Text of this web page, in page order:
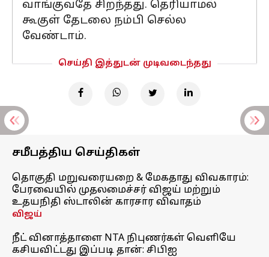
வாங்குவதே சிறந்தது. தெரியாமல்
கூகுள் தேடலை நம்பி செல்ல
வேண்டாம்.
செய்தி இத்துடன் முடிவடைந்தது
சமீபத்திய செய்திகள்
தொகுதி மறுவரையறை & மேகதாது விவகாரம்:
பேரவையில் முதலமைச்சர் விஜய் மற்றும்
உதயநிதி ஸ்டாலின் காரசார விவாதம்
விஜய்
நீட் வினாத்தாளை NTA நிபுணர்கள் வெளியே
கசியவிட்டது இப்படி தான்: சிபிஐ